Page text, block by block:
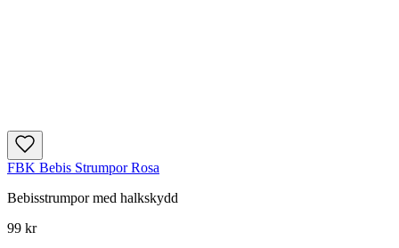
FBK Bebis Strumpor Rosa
Bebisstrumpor med halkskydd
99 kr